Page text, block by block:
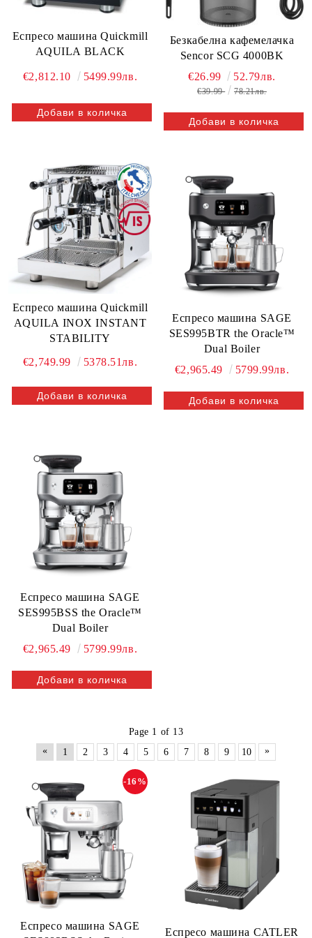
Еспресо машина Quickmill
AQUILA BLACK
€2,812.10 5499.99лв.
Безкабелна кафемелачка
Sencor SCG 4000BK
€26.99
52.79лв.
€39.99 78.21лв.
Еспресо машина Quickmill
AQUILA INOX INSTANT
STABILITY
€2,749.99
5378.51лв.
Еспресо машина SAGE
SES995BTR the Oracle™
Dual Boiler
€2,965.49
5799.99лв.
Еспресо машина SAGE
SES995BSS the Oracle™
Dual Boiler
€2,965.49
5799.99лв.
Page 1 of 13
«
1 2 3 4 5 6 7 8 9 10 »
Еспресо машина SAGE
-16%
Еспресо машина CATLER